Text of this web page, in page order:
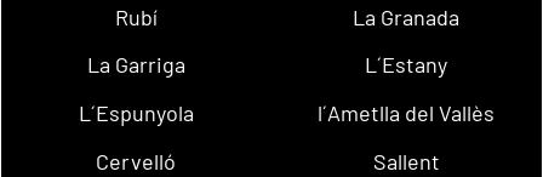
Rubí
La Granada
La Garriga
L´Estany
L´Espunyola
l´Ametlla del Vallès
Cervelló
Sallent